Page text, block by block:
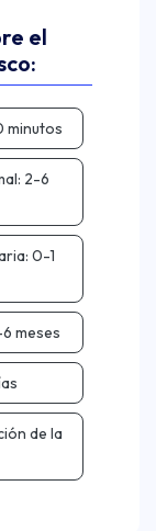
el
2-6
0-1
6 meses
de la